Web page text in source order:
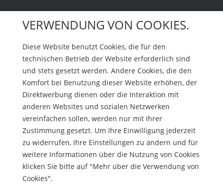
VERWENDUNG VON COOKIES.
Diese Website benutzt Cookies, die für den
technischen Betrieb der Website erforderlich sind
und stets gesetzt werden. Andere Cookies, die den
Komfort bei Benutzung dieser Website erhöhen, der
Direktwerbung dienen oder die Interaktion mit
anderen Websites und sozialen Netzwerken
vereinfachen sollen, werden nur mit Ihrer
Zustimmung gesetzt. Um Ihre Einwilligung jederzeit
zu widerrufen, Ihre Einstellungen zu ändern und für
weitere Informationen über die Nutzung von Cookies
klicken Sie bitte auf "Mehr über die Verwendung von
Cookies".